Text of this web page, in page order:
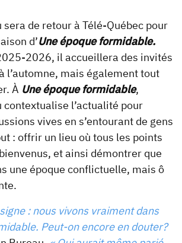
sera de retour à Télé-Québec pour
d’Une époque formidable.
2026, il accueillera des invités
l’automne, mais également tout
À Une époque formidable,
contextualise l’actualité pour
vives en s’entourant de gens
: offrir un lieu où tous les points
et ainsi démontrer que
une époque conflictuelle, mais ô
: nous vivons vraiment dans
Peut-on encore en douter?